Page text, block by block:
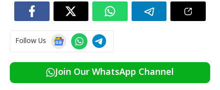
Follow Us
Join Our WhatsApp Channel